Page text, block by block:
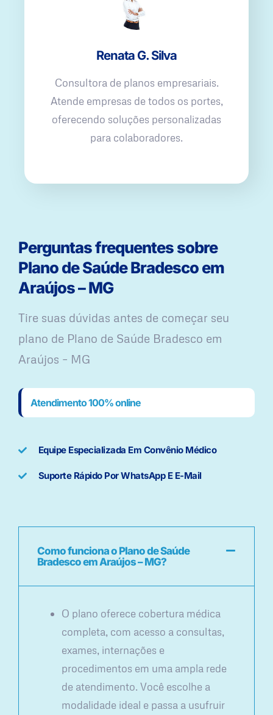
Renata G. Silva
Consultora de planos empresariais.
Atende empresas de todos os portes,
oferecendo soluções personalizadas
para colaboradores.
Perguntas frequentes sobre
Plano de Saúde Bradesco em
Araújos – MG
Tire suas dúvidas antes de começar seu
plano ​de Plano de Saúde Bradesco em
Araújos – MG
Atendimento 100% online
Equipe Especializada Em Convênio Médico
Suporte Rápido Por WhatsApp E E-Mail
Como funciona o Plano de Saúde
Bradesco em Araújos – MG?
O plano oferece cobertura médica
completa, com acesso a consultas,
exames, internações e
procedimentos em uma ampla rede
de atendimento. Você escolhe a
modalidade ideal e passa a usufruir